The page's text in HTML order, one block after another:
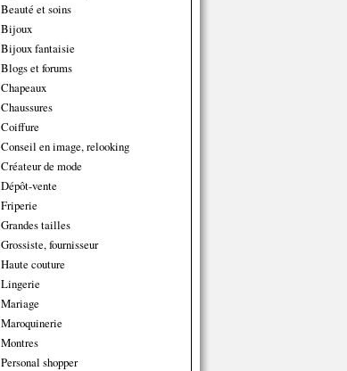
Beauté et soins
Bijoux
Bijoux fantaisie
Blogs et forums
Chapeaux
Chaussures
Coiffure
Conseil en image, relooking
Créateur de mode
Dépôt-vente
Friperie
Grandes tailles
Grossiste, fournisseur
Haute couture
Lingerie
Mariage
Maroquinerie
Montres
Personal shopper